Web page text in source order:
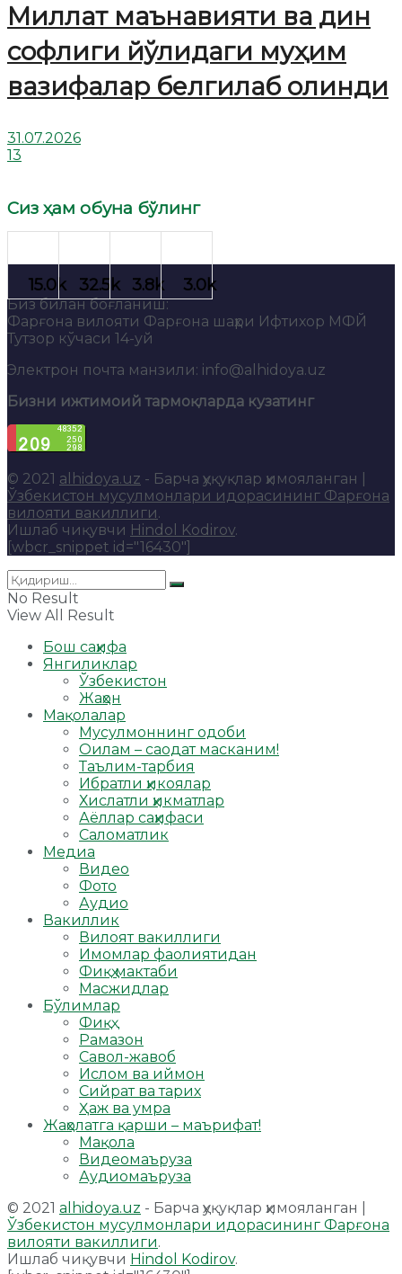
Миллат маънавияти ва дин
софлиги йўлидаги муҳим
вазифалар белгилаб олинди
31.07.2026
13
Сиз ҳам обуна бўлинг
Биз билан боғланиш:
Фарғона вилояти Фарғона шаҳри Ифтихор МФЙ
Тутзор кўчаси 14-уй
Электрон почта манзили: info@alhidoya.uz
Бизни ижтимоий тармоқларда кузатинг
© 2021 alhidoya.uz - Барча ҳуқуқлар ҳимояланган |
Ўзбекистон мусулмонлари идорасининг Фарғона
вилояти вакиллиги.
Ишлаб чиқувчи Hindol Kodirov.
[wbcr_snippet id="16430"]
No Result
View All Result
Бош саҳифа
Янгиликлар
Ўзбекистон
Жаҳон
Мақолалар
Мусулмоннинг одоби
Оилам – саодат масканим!
Таълим-тарбия
Ибратли ҳикоялар
Хислатли ҳикматлар
Аёллар саҳифаси
Саломатлик
Медиа
Видео
Фото
Аудио
Вакиллик
Вилоят вакиллиги
Имомлар фаолиятидан
Фиқҳ мактаби
Масжидлар
Бўлимлар
Фиқҳ
Рамазон
Савол-жавоб
Ислом ва иймон
Сийрат ва тарих
Ҳаж ва умра
Жаҳолатга қарши – маърифат!
Мақола
Видеомаъруза
Аудиомаъруза
© 2021 alhidoya.uz - Барча ҳуқуқлар ҳимояланган |
Ўзбекистон мусулмонлари идорасининг Фарғона
вилояти вакиллиги.
Ишлаб чиқувчи Hindol Kodirov.